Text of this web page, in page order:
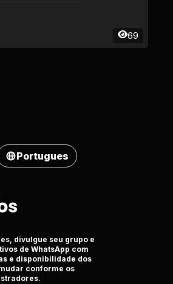
69
Portugues
divulgue seu grupo e
de WhatsApp com
e disponibilidade dos
conforme os